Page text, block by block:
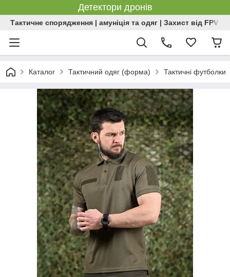
Детектори дронів
Тактичне спорядження | амуніція та одяг | Захист від FPV |
Каталог Тактичний одяг (форма) Тактичні футболки